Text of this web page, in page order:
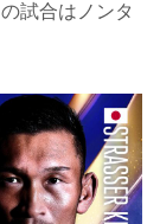
試合はノンタ